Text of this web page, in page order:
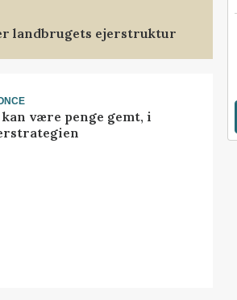
landbrugets ejerstruktur
være penge gemt, i